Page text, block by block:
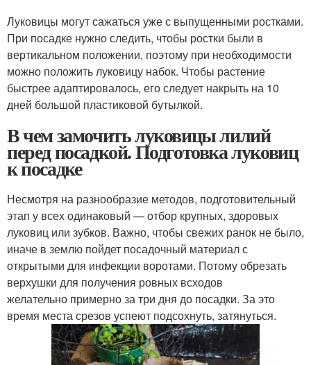
Луковицы могут сажаться уже с выпущенными ростками.
При посадке нужно следить, чтобы ростки были в
вертикальном положении, поэтому при необходимости
можно положить луковицу набок. Чтобы растение
быстрее адаптировалось, его следует накрыть на 10
дней большой пластиковой бутылкой.
В чем замочить луковицы лилий
перед посадкой. Подготовка луковиц
к посадке
Несмотря на разнообразие методов, подготовительный
этап у всех одинаковый — отбор крупных, здоровых
луковиц или зубков. Важно, чтобы свежих ранок не было,
иначе в землю пойдет посадочный материал с
открытыми для инфекции воротами. Потому обрезать
верхушки для получения ровных всходов
желательно примерно за три дня до посадки. За это
время места срезов успеют подсохнуть, затянуться.